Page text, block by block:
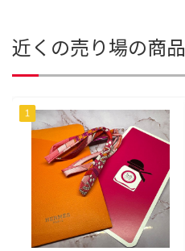
近くの売り場の商品